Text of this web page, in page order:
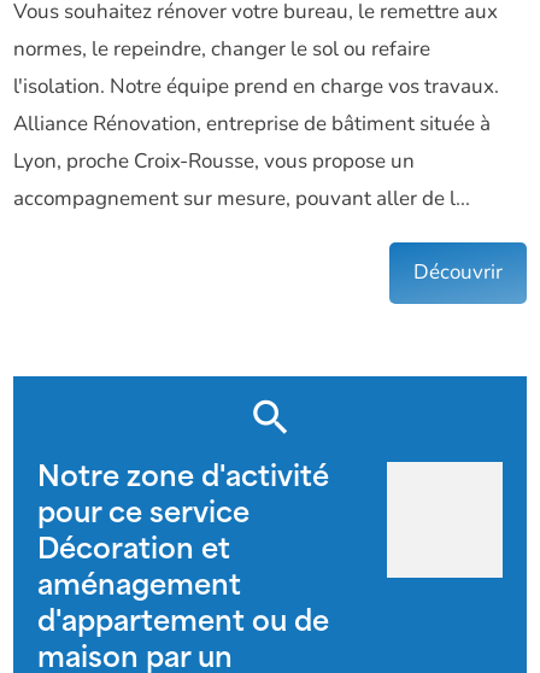
Vous souhaitez rénover votre bureau, le remettre aux
normes, le repeindre, changer le sol ou refaire
l'isolation. Notre équipe prend en charge vos travaux.
Alliance Rénovation, entreprise de bâtiment située à
Lyon, proche Croix-Rousse, vous propose un
accompagnement sur mesure, pouvant aller de l...
Découvrir
Notre zone d'activité
pour ce service
Décoration et
aménagement
d'appartement ou de
maison par un